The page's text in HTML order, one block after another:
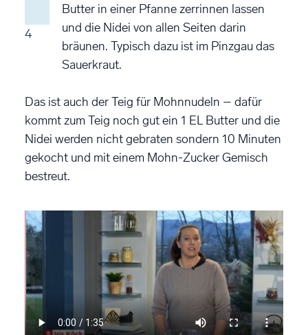
4
Butter in einer Pfanne zerrinnen lassen
und die Nidei von allen Seiten darin
bräunen. Typisch dazu ist im Pinzgau das
Sauerkraut.
Das ist auch der Teig für Mohnnudeln – dafür
kommt zum Teig noch gut ein 1 EL Butter und die
Nidei werden nicht gebraten sondern 10 Minuten
gekocht und mit einem Mohn-Zucker Gemisch
bestreut.